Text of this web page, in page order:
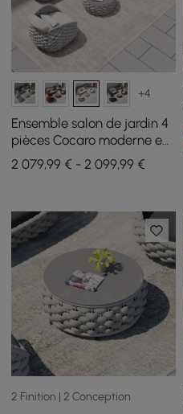
+4
Ensemble salon de jardin 4
pièces Cocaro moderne en
corde tressée gris et blanc,
avec fauteuils pivotants
2 079,99 € - 2 099,99 €
2 Finition | 2 Conception